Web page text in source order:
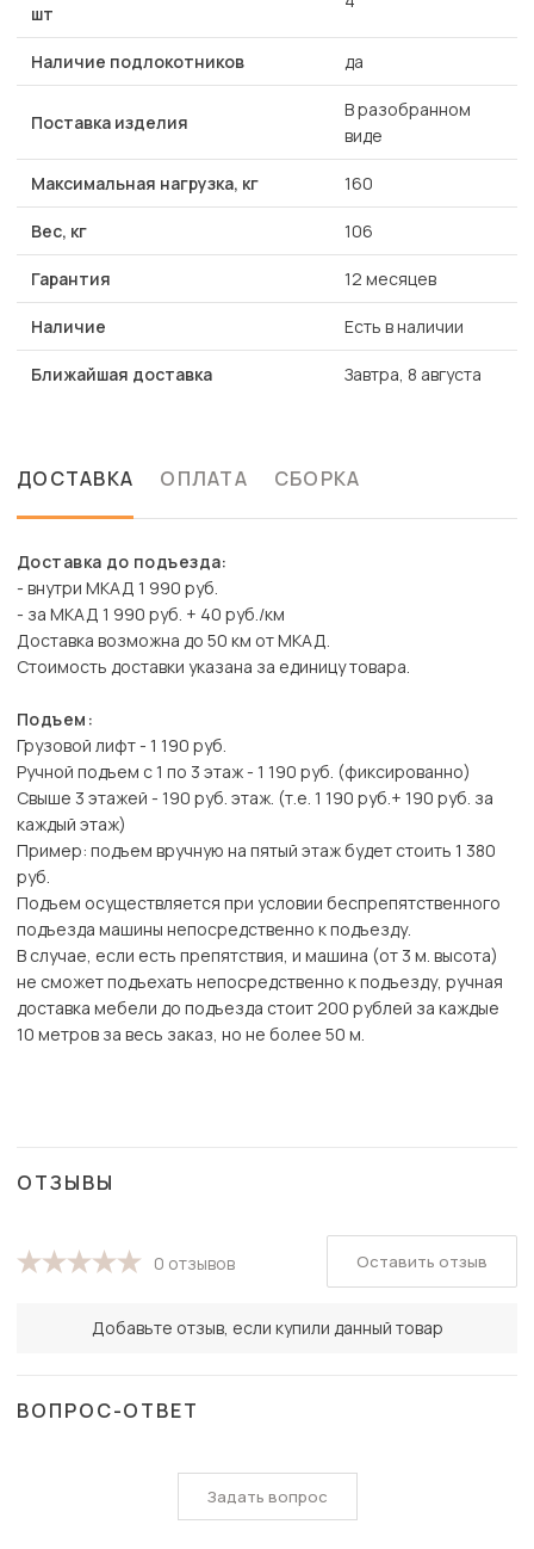
шт
Наличие подлокотников да
Поставка изделия
В разобранном
виде
Максимальная нагрузка, кг 160
Вес, кг 106
Гарантия 12 месяцев
Наличие Есть в наличии
Ближайшая доставка Завтра, 8 августа
ДОСТАВКА ОПЛАТА СБОРКА
Доставка до подъезда:
- внутри МКАД 1 990 руб.
- за МКАД 1 990 руб. + 40 руб./км
Доставка возможна до 50 км от МКАД.
Стоимость доставки указана за единицу товара.
Подъем:
Грузовой лифт - 1 190 руб.
Ручной подъем с 1 по 3 этаж - 1 190 руб. (фиксированно)
Свыше 3 этажей - 190 руб. этаж. (т.е. 1 190 руб.+ 190 руб. за
каждый этаж)
Пример: подъем вручную на пятый этаж будет стоить 1 380
руб.
Подъем осуществляется при условии беспрепятственного
подъезда машины непосредственно к подъезду.
В случае, если есть препятствия, и машина (от 3 м. высота)
не сможет подъехать непосредственно к подъезду, ручная
доставка мебели до подъезда стоит 200 рублей за каждые
10 метров за весь заказ, но не более 50 м.
ОТЗЫВЫ
0 отзывов
Добавьте отзыв, если купили данный товар
Оставить отзыв
ВОПРОС-ОТВЕТ
Задать вопрос